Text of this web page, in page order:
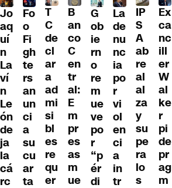
Jo
aq
uí
n
La
ví
n
Le
ón
de
ja
la
cá
rc
Fo
o
Fi
gh
te
rs
an
un
ci
a
su
cu
ar
ta
T
C
de
cl
ar
a
ad
mi
si
bl
es
re
qu
er
B
an
co
C
en
tr
al:
E
m
pr
es
as
m
ue
G
ob
ie
rn
o
re
m
ue
ve
po
r
“p
ér
di
La
de
nu
nc
ia
po
r
vi
ol
en
ci
a
in
tr
IP
S
A
ab
re
al
al
za
y
su
pe
ra
lo
s
Ex
ca
nc
ill
er
W
al
ke
r
pi
de
pr
ag
m